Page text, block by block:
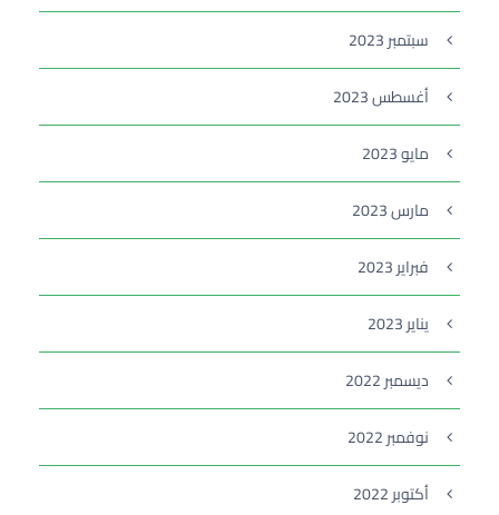
سبتمبر 2023
أغسطس 2023
مايو 2023
مارس 2023
فبراير 2023
يناير 2023
ديسمبر 2022
نوفمبر 2022
أكتوبر 2022